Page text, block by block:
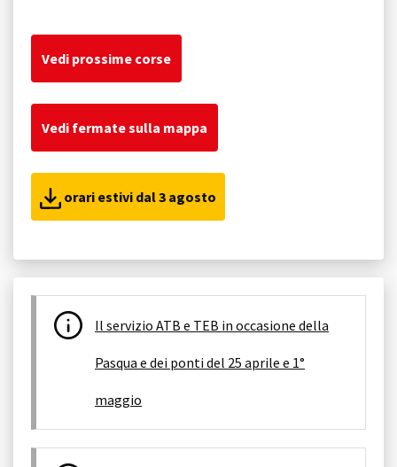
Vedi prossime corse
Vedi fermate sulla mappa
orari estivi dal 3 agosto
Il servizio ATB e TEB in occasione della
Pasqua e dei ponti del 25 aprile e 1°
maggio